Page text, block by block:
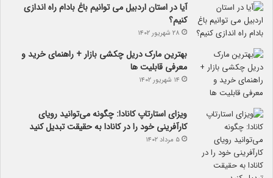
آیا در استان اردبیل می توانیم باغ بادام راه اندازی
کنیم؟
۲۸ شهریور ۱۴۰۲
بهترین مارک دریل چکشی بازار + راهنمای خرید و
معرفی قابلیت ها
۱۴ شهریور ۱۴۰۲
ویزای استارتاپ کانادا: چگونه می‌توانید رویای
کارآفرینی خود را در کانادا به حقیقت تبدیل کنید
۵ مرداد ۱۴۰۲